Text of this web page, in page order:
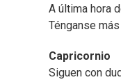
A última hora
Ténganse
Capricornio
Siguen con